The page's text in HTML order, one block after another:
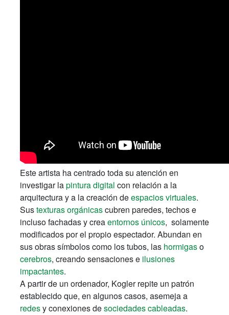
Este artista ha centrado toda su atención en
investigar lapintura digital con relación a la
arquitectura y a la creación deespacios virtuales.
Sustexturas orgánicascubren paredes, techos e
incluso fachadas y creaentornos únicos, solamente
modificados por el propio espectador. Abundan en
sus obras símbolos como los tubos, las hormigaso
cerebros, creando sensaciones e ilusiones
impactantes.
A partir de un ordenador, Kogler repite un patrón
establecido que, en algunos casos, asemeja a
redesy conexiones desociedades cableadas.